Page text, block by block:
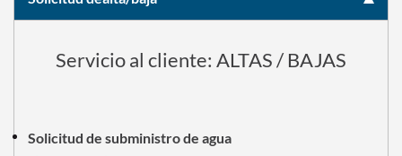
Servicio al cliente: ALTAS / BAJAS
Solicitud de subministro de agua